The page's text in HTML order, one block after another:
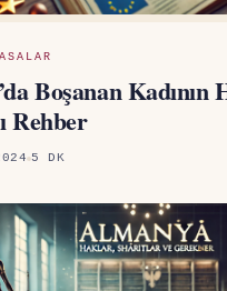
Boşanan Kadının
Rehber
5 DK